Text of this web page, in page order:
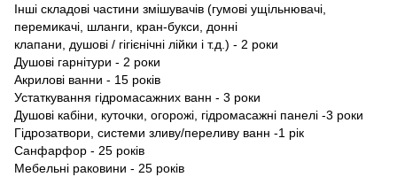
Інші складові частини змішувачів (гумові ущільнювачі,
перемикачі, шланги, кран-букси, донні
клапани, душовi / гiгiєнiчнi лiйки і т.д.) - 2 роки
Душові гарнітури - 2 роки
Акрилові ванни - 15 років
Устаткування гідромасажних ванн - 3 роки
Душові кабіни, куточки, огорожі, гідромасажні панелі -3 роки
Гідрозатвори, системи зливу/переливу ванн -1 рік
Caнфарфор - 25 років
Мебельнi раковини - 25 років